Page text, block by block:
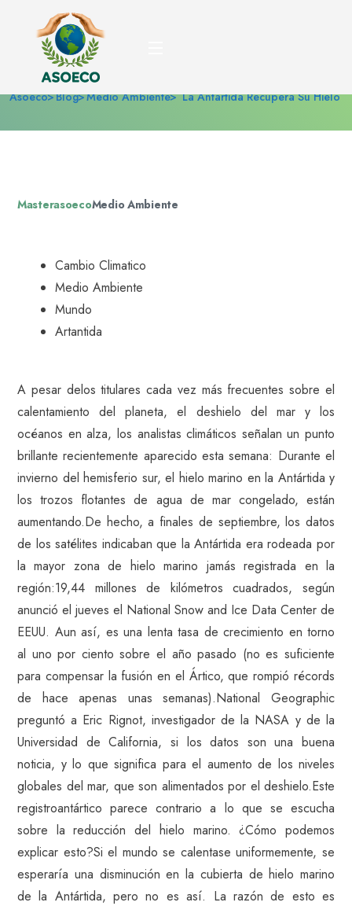
La Antártida recupera su
hielo
Asoeco Blog Medio Ambiente La Antártida Recupera Su Hielo
MasterasoecoMedio Ambiente
Cambio Climatico
Medio Ambiente
Mundo
Artantida
A pesar delos titulares cada vez más frecuentes sobre el
calentamiento del planeta, el deshielo del mar y los
océanos en alza, los analistas climáticos señalan un punto
brillante recientemente aparecido esta semana: Durante el
invierno del hemisferio sur, el hielo marino en la Antártida y
los trozos flotantes de agua de mar congelado, están
aumentando.De hecho, a finales de septiembre, los datos
de los satélites indicaban que la Antártida era rodeada por
la mayor zona de hielo marino jamás registrada en la
región:19,44 millones de kilómetros cuadrados, según
anunció el jueves el National Snow and Ice Data Center de
EEUU. Aun así, es una lenta tasa de crecimiento en torno
al uno por ciento sobre el año pasado (no es suficiente
para compensar la fusión en el Ártico, que rompió récords
de hace apenas unas semanas).National Geographic
preguntó a Eric Rignot, investigador de la NASA y de la
Universidad de California, si los datos son una buena
noticia, y lo que significa para el aumento de los niveles
globales del mar, que son alimentados por el deshielo.Este
registroantártico parece contrario a lo que se escucha
sobre la reducción del hielo marino. ¿Cómo podemos
explicar esto?Si el mundo se calentase uniformemente, se
esperaría una disminución en la cubierta de hielo marino
de la Antártida, pero no es así. La razón de esto es